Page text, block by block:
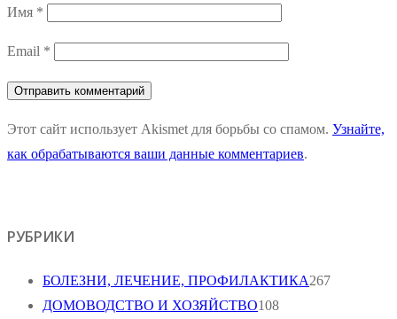
Имя *
Email *
Этот сайт использует Akismet для борьбы со спамом. Узнайте,
как обрабатываются ваши данные комментариев.
РУБРИКИ
БОЛЕЗНИ, ЛЕЧЕНИЕ, ПРОФИЛАКТИКА267
ДОМОВОДСТВО И ХОЗЯЙСТВО108